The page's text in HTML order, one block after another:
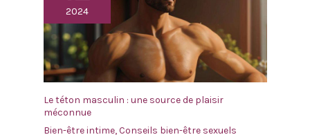
fourni dans l'emballage pour le chargement. Le
massage nuque ne peut pas être utilisé pendant sa
charge.
2024
Le téton masculin : une source de plaisir
méconnue
Bien-être intime,Conseils bien-être sexuels